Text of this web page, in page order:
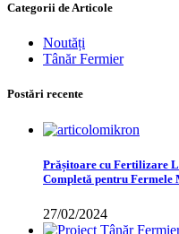
Categorii de Articole
Noutăți
Tânăr Fermier
Postări recente
Prășitoare cu Fertilizare
Completă pentru Fermele
27/02/2024